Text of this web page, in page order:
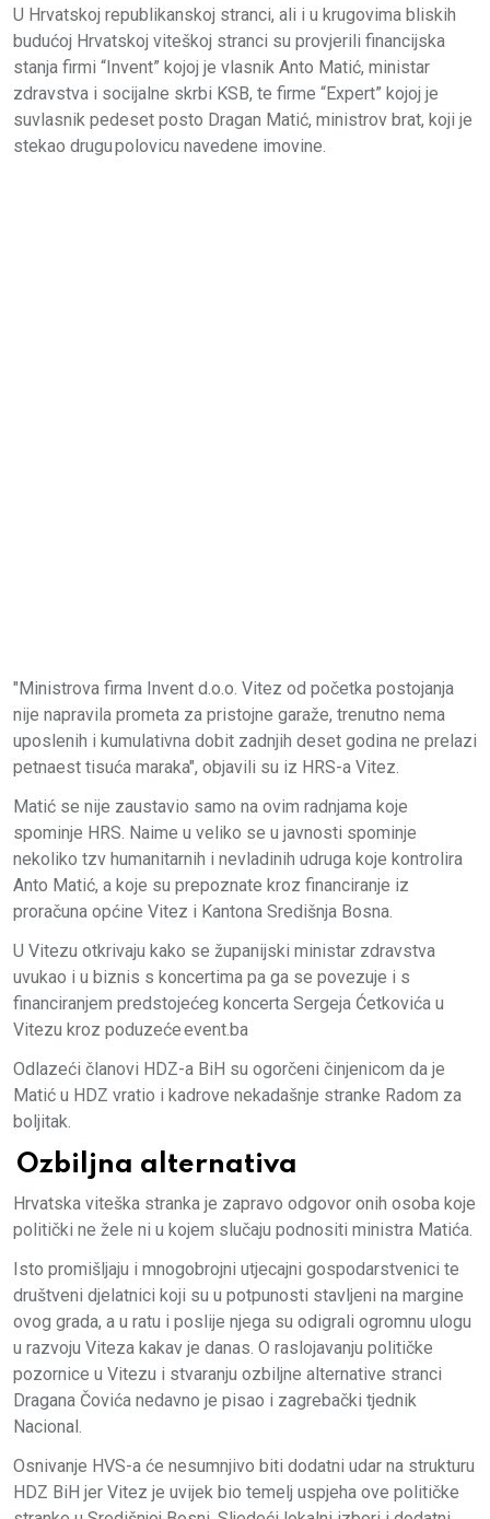
U Hrvatskoj republikanskoj stranci, ali i u krugovima bliskih
budućoj Hrvatskoj viteškoj stranci su provjerili financijska
stanja firmi “Invent” kojoj je vlasnik Anto Matić, ministar
zdravstva i socijalne skrbi KSB, te firme “Expert” kojoj je
suvlasnik pedeset posto Dragan Matić, ministrov brat, koji je
stekao drugu polovicu navedene imovine.
"Ministrova firma Invent d.o.o. Vitez od početka postojanja
nije napravila prometa za pristojne garaže, trenutno nema
uposlenih i kumulativna dobit zadnjih deset godina ne prelazi
petnaest tisuća maraka", objavili su iz HRS-a Vitez.
Matić se nije zaustavio samo na ovim radnjama koje
spominje HRS. Naime u veliko se u javnosti spominje
nekoliko tzv humanitarnih i nevladinih udruga koje kontrolira
Anto Matić, a koje su prepoznate kroz financiranje iz
proračuna općine Vitez i Kantona Središnja Bosna.
U Vitezu otkrivaju kako se županijski ministar zdravstva
uvukao i u biznis s koncertima pa ga se povezuje i s
financiranjem predstojećeg koncerta Sergeja Ćetkovića u
Vitezu kroz poduzeće event.ba
Odlazeći članovi HDZ-a BiH su ogorčeni činjenicom da je
Matić u HDZ vratio i kadrove nekadašnje stranke Radom za
boljitak.
Ozbiljna alternativa
Hrvatska viteška stranka je zapravo odgovor onih osoba koje
politički ne žele ni u kojem slučaju podnositi ministra Matića.
Isto promišljaju i mnogobrojni utjecajni gospodarstvenici te
društveni djelatnici koji su u potpunosti stavljeni na margine
ovog grada, a u ratu i poslije njega su odigrali ogromnu ulogu
u razvoju Viteza kakav je danas. O raslojavanju političke
pozornice u Vitezu i stvaranju ozbiljne alternative stranci
Dragana Čovića nedavno je pisao i zagrebački tjednik
Nacional.
Osnivanje HVS-a će nesumnjivo biti dodatni udar na strukturu
HDZ BiH jer Vitez je uvijek bio temelj uspjeha ove političke